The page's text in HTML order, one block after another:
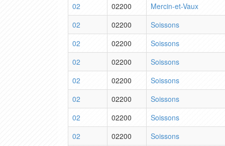
02
02200
Mercin-et-Vaux
02
02200
Soissons
02
02200
Soissons
02
02200
Soissons
02
02200
Soissons
02
02200
Soissons
02
02200
Soissons
02
02200
Soissons